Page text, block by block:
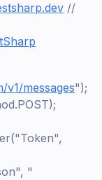
//
v1/messages");
"